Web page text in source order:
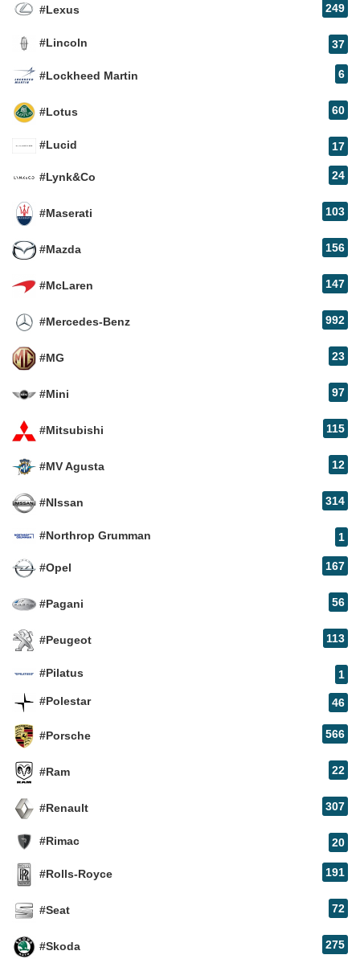
#Lexus 249
#Lincoln 37
#Lockheed Martin 6
#Lotus 60
#Lucid 17
#Lynk&Co 24
#Maserati 103
#Mazda 156
#McLaren 147
#Mercedes-Benz 992
#MG 23
#Mini 97
#Mitsubishi 115
#MV Agusta 12
#NIssan 314
#Northrop Grumman 1
#Opel 167
#Pagani 56
#Peugeot 113
#Pilatus 1
#Polestar 46
#Porsche 566
#Ram 22
#Renault 307
#Rimac 20
#Rolls-Royce 191
#Seat 72
#Skoda 275